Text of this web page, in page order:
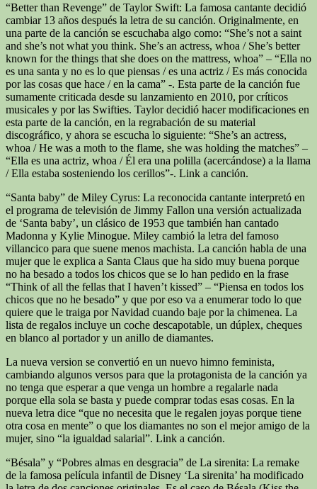
“Better than Revenge” de Taylor Swift: La famosa cantante decidió
cambiar 13 años después la letra de su canción. Originalmente, en
una parte de la canción se escuchaba algo como: “She’s not a saint
and she’s not what you think. She’s an actress, whoa / She’s better
known for the things that she does on the mattress, whoa” – “Ella no
es una santa y no es lo que piensas / es una actriz / Es más conocida
por las cosas que hace / en la cama” -. Esta parte de la canción fue
sumamente criticada desde su lanzamiento en 2010, por críticos
musicales y por las Swifties. Taylor decidió hacer modificaciones en
esta parte de la canción, en la regrabación de su material
discográfico, y ahora se escucha lo siguiente: “She’s an actress,
whoa / He was a moth to the flame, she was holding the matches” –
“Ella es una actriz, whoa / Él era una polilla (acercándose) a la llama
/ Ella estaba sosteniendo los cerillos”-. Link a canción.
“Santa baby” de Miley Cyrus: La reconocida cantante interpretó en
el programa de televisión de Jimmy Fallon una versión actualizada
de ‘Santa baby’, un clásico de 1953 que también han cantado
Madonna y Kylie Minogue. Miley cambió la letra del famoso
villancico para que suene menos machista. La canción habla de una
mujer que le explica a Santa Claus que ha sido muy buena porque
no ha besado a todos los chicos que se lo han pedido en la frase
“Think of all the fellas that I haven’t kissed” – “Piensa en todos los
chicos que no he besado” y que por eso va a enumerar todo lo que
quiere que le traiga por Navidad cuando baje por la chimenea. La
lista de regalos incluye un coche descapotable, un dúplex, cheques
en blanco al portador y un anillo de diamantes.
La nueva version se convertió en un nuevo himno feminista,
cambiando algunos versos para que la protagonista de la canción ya
no tenga que esperar a que venga un hombre a regalarle nada
porque ella sola se basta y puede comprar todas esas cosas. En la
nueva letra dice “que no necesita que le regalen joyas porque tiene
otra cosa en mente” o que los diamantes no son el mejor amigo de la
mujer, sino “la igualdad salarial”. Link a canción.
“Bésala” y “Pobres almas en desgracia” de La sirenita: La remake
de la famosa película infantil de Disney ‘La sirenita’ ha modificado